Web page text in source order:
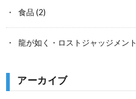
食品 (2)
龍が如く・ロストジャッジメント
アーカイブ